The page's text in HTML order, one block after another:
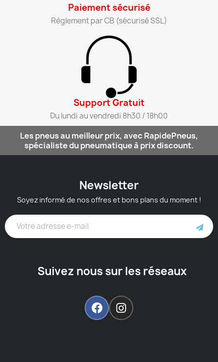
Paiement sécurisé​
Règlement par CB (sécurisé SSL)​
Support Gratuit​
Du lundi au vendredi 8h30 / 18h00​
Les pneus au meilleur prix, avec RapidePneus,
spécialiste du pneumatique à prix discount.
Newsletter
Soyez informé de nos offres et bons plans du moment !
Suivez nous sur les réseaux